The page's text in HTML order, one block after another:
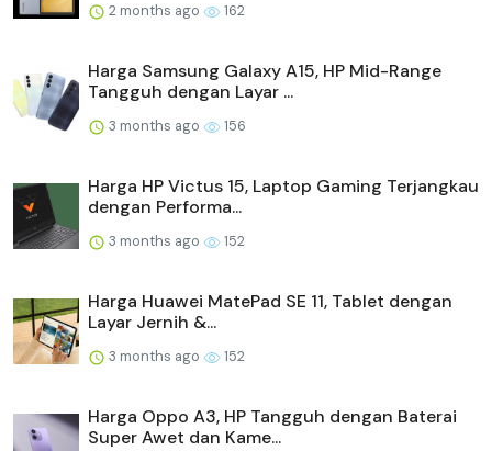
2 months ago 162
Harga Samsung Galaxy A15, HP Mid-Range
Tangguh dengan Layar ...
3 months ago 156
Harga HP Victus 15, Laptop Gaming Terjangkau
dengan Performa...
3 months ago 152
Harga Huawei MatePad SE 11, Tablet dengan
Layar Jernih &...
3 months ago 152
Harga Oppo A3, HP Tangguh dengan Baterai
Super Awet dan Kame...